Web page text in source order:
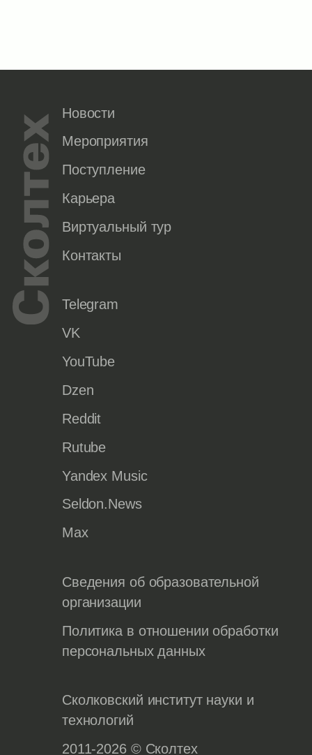
Новости
Мероприятия
Поступление
Карьера
Виртуальный тур
Контакты
Telegram
VK
YouTube
Dzen
Reddit
Rutube
Yandex Music
Seldon.News
Max
Сведения об образовательной
организации
Политика в отношении обработки
персональных данных
Сколковский институт науки и
технологий
2011-2026 © Сколтех